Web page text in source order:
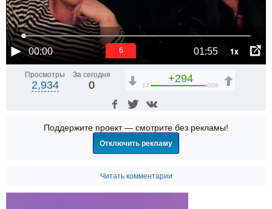
00:00 01:55 1x
6
Просмотры
2,934
За сегодня
0
+294
14 308
Поддержите проект — смотрите без рекламы!
Отключить рекламу
Читать комментарии